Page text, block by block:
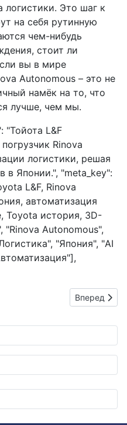
логистики. Это шаг к
на себя рутинную
чем-нибудь
стоит ли
вы в мире
Autonomous – это не
намёк на то, что
лучше, чем мы.
"Тойота L&F
Rinova
логистики, решая
в Японии.", "meta_key":
L&F, Rinova
автоматизация
Toyota история, 3D-
"Rinova Autonomous",
"Япония", "AI
экскаваторов: Kato
Следующий:
Вперед